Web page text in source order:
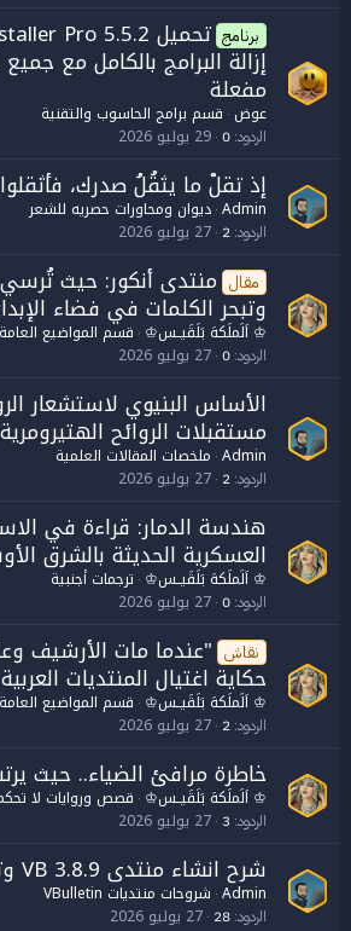
برنامج
إزالة البرامج بالكامل مع
مفعلة
عوض قسم برامج الحاسوب والتقنية
الردود 0 29 يوليو 2026
إذ تقلْ ما يثقُلُ صدرك،
Admin ديوان ومحاورات حصريه للشعر
الردود 2 27 يوليو 2026
مقال منتدى أنكور: حيث
وتبحر الكلمات في فضاء
♔ اَلَملَكهَ بَلَقَيــس♔ قسم المواضيع العامة
الردود 0 27 يوليو 2026
الأساس البنيوي لاستشعار
مستقبلات الروائح
Admin ملخصات المقالات العلمية
الردود 2 27 يوليو 2026
هندسة الدمار: قراءة في
العسكرية الحديثة بالشرق
♔ اَلَملَكهَ بَلَقَيــس♔ ترجمات أجنبية
الردود 0 27 يوليو 2026
نقاش "عندما مات الأرشيف
حكاية اغتيال المنتديات
♔ اَلَملَكهَ بَلَقَيــس♔ قسم المواضيع العامة
الردود 2 27 يوليو 2026
خاطرة مرافئ الضياء.. حيث
♔ اَلَملَكهَ بَلَقَيــس♔ قصص وروايات لا
الردود 3 27 يوليو 2026
شرح انشاء منتدى VB 3.8.9 وتعريبه بالفيديو
Admin شروحات منتديات VBulletin
الردود 28 27 يوليو 2026